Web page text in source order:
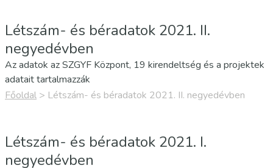
Létszám- és béradatok 2021. II.
negyedévben
Az adatok az SZGYF Központ, 19 kirendeltség és a projektek
adatait tartalmazzák
Főoldal > Létszám- és béradatok 2021. II. negyedévben
Létszám- és béradatok 2021. I.
negyedévben